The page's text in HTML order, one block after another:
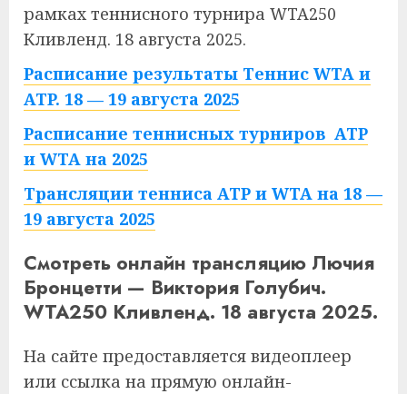
рамках теннисного турнира WTA250
Кливленд. 18 августа 2025.
Расписание результаты Теннис WTA и
ATP. 18 — 19 августа 2025
Расписание теннисных турниров ATP
и WTA на 2025
Трансляции тенниса ATP и WTA на 18 —
19 августа 2025
Смотреть онлайн трансляцию Лючия
Бронцетти — Виктория Голубич.
WTA250 Кливленд. 18 августа 2025.
На сайте предоставляется видеоплеер
или ссылка на прямую онлайн-